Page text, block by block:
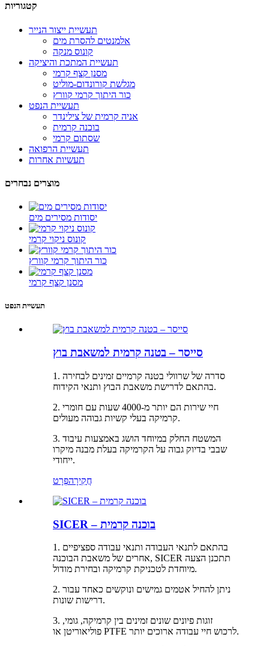
קטגוריות
תעשיית ייצור הנייר
אלמנטים להסרת מים
קונוס מנקה
תעשיית המתכת והיציקה
מסנן קצף קרמי
מגלשת קורונדום-מוליט
כור היתוך קרמי קוורץ
תעשיית הנפט
אניה קרמית של צילינדר
בוכנה קרמית
שסתום קרמי
תעשיית הרפואה
תעשיות אחרות
מוצרים נבחרים
יסודות מסירים מים
קונוס ניקוי קרמי
כור היתוך קרמי קוורץ
מסנן קצף קרמי
תעשיית הנפט
סייסר – בטנה קרמית למשאבת בוץ
1. סדרה של שרוולי בטנה קרמיים זמינים לבחירה
בהתאם לדרישת משאבת הבוץ ותנאי הקידוח.
2. חיי שירות הם יותר מ-4000 שעות עם חומרי
קרמיקה בעלי קשיות גבוהה מעולים.
3. המשטח החלק במיוחד הושג באמצעות עיבוד
שבבי בדיוק גבוה על הקרמיקה בעלת מבנה מיקרו
ייחודי.
חֲקִירָהפְּרָט
SICER – בוכנה קרמית
1. בהתאם לתנאי העבודה ותנאי עבודה ספציפיים
אחרים של משאבת הבוכנה, SICER תתכנן הצעה
מיוחדת לטכניקת קרמיקה ובחירת מודול.
2. ניתן להחיל אטמים גמישים ונוקשים כאחד עבור
דרישות שונות.
3. זוגות פיונים שונים זמינים בין קרמיקה, גומי,
פוליאוריטן או PTFE לרכוש חיי עבודה ארוכים יותר.